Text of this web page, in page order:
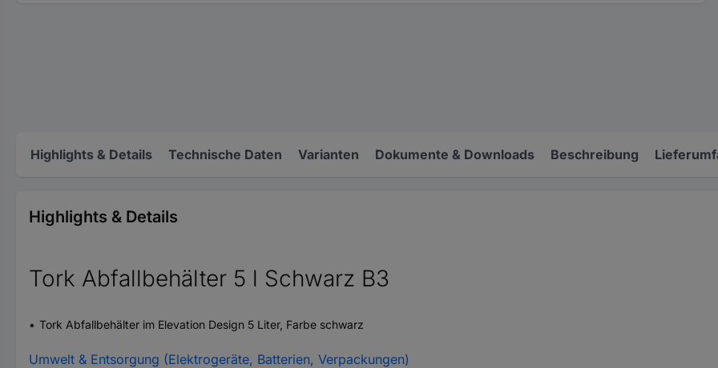
Highlights & Details Technische Daten Varianten Dokumente & Downloads Beschreibung
Highlights & Details
Tork Abfallbehälter 5 l Schwarz B3
Tork Abfallbehälter im Elevation Design 5 Liter, Farbe schwarz
Umwelt & Entsorgung (Elektrogeräte, Batterien, Verpackungen)